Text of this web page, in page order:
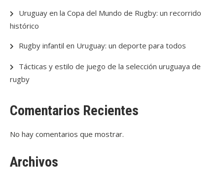
Uruguay en la Copa del Mundo de Rugby: un recorrido
histórico
Rugby infantil en Uruguay: un deporte para todos
Tácticas y estilo de juego de la selección uruguaya de
rugby
Comentarios Recientes
No hay comentarios que mostrar.
Archivos